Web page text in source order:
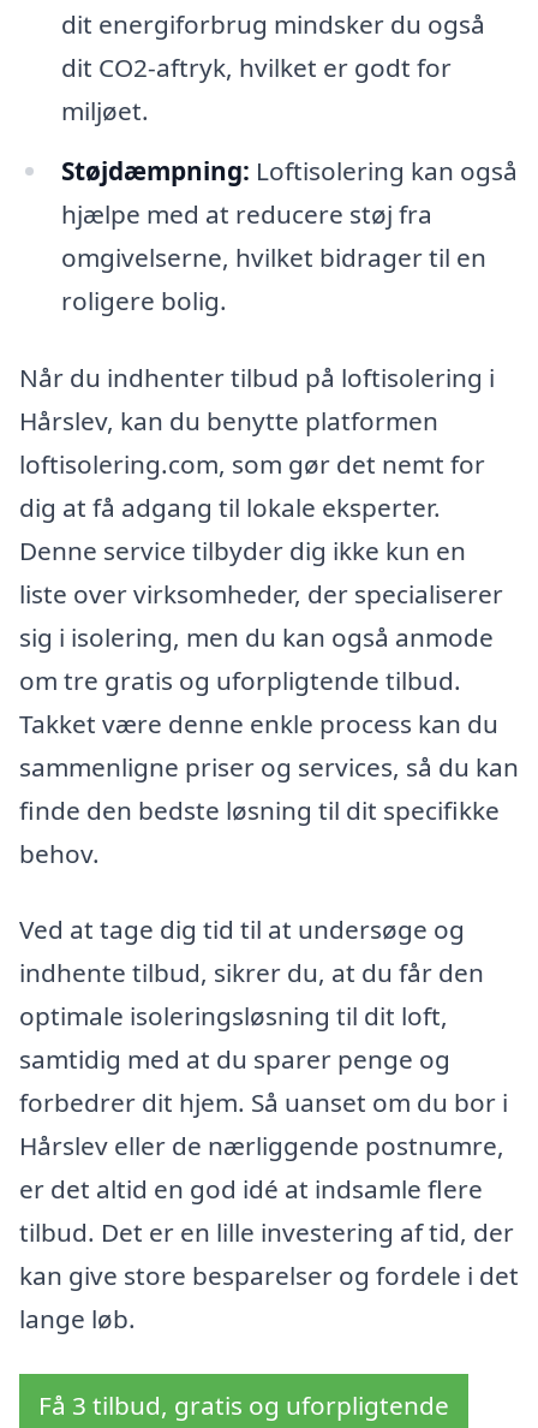
dit energiforbrug mindsker du også
dit CO2-aftryk, hvilket er godt for
miljøet.
Støjdæmpning: Loftisolering kan også
hjælpe med at reducere støj fra
omgivelserne, hvilket bidrager til en
roligere bolig.
Når du indhenter tilbud på loftisolering i
Hårslev, kan du benytte platformen
loftisolering.com, som gør det nemt for
dig at få adgang til lokale eksperter.
Denne service tilbyder dig ikke kun en
liste over virksomheder, der specialiserer
sig i isolering, men du kan også anmode
om tre gratis og uforpligtende tilbud.
Takket være denne enkle process kan du
sammenligne priser og services, så du kan
finde den bedste løsning til dit specifikke
behov.
Ved at tage dig tid til at undersøge og
indhente tilbud, sikrer du, at du får den
optimale isoleringsløsning til dit loft,
samtidig med at du sparer penge og
forbedrer dit hjem. Så uanset om du bor i
Hårslev eller de nærliggende postnumre,
er det altid en god idé at indsamle flere
tilbud. Det er en lille investering af tid, der
kan give store besparelser og fordele i det
lange løb.
Få 3 tilbud, gratis og uforpligtende